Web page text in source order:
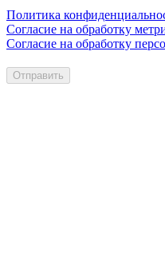
Политика
Согласие на обработку
Согласие на обработку
Отправить